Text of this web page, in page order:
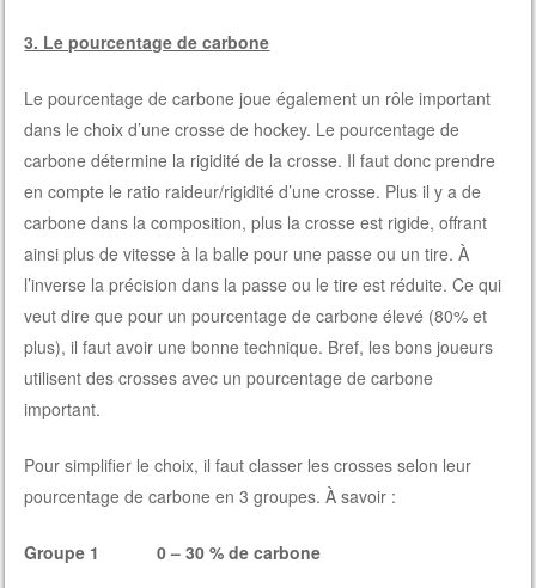
3. Le pourcentage de carbone
Le pourcentage de carbone joue également un rôle important
dans le choix d’une crosse de hockey. Le pourcentage de
carbone détermine la rigidité de la crosse. Il faut donc prendre
en compte le ratio raideur/rigidité d’une crosse. Plus il y a de
carbone dans la composition, plus la crosse est rigide, offrant
ainsi plus de vitesse à la balle pour une passe ou un tire. À
l’inverse la précision dans la passe ou le tire est réduite. Ce qui
veut dire que pour un pourcentage de carbone élevé (80% et
plus), il faut avoir une bonne technique. Bref, les bons joueurs
utilisent des crosses avec un pourcentage de carbone
important.
Pour simplifier le choix, il faut classer les crosses selon leur
pourcentage de carbone en 3 groupes. À savoir :
Groupe 1 0 – 30 % de carbone